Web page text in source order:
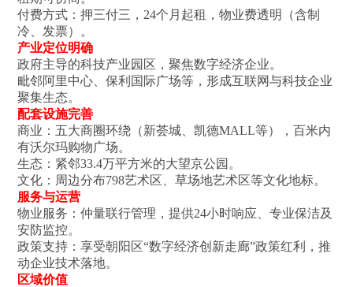
付费方式‌：押三付三，24个月起租，物业费透明（含制
冷、发票）‌。
产业定位明确‌
政府主导的科技产业园区，聚焦数字经济企业‌。
毗邻阿里中心、保利国际广场等，形成互联网与科技企业
聚集生态‌。
配套设施完善‌
商业‌：五大商圈环绕（新荟城、凯德MALL等）‌，百米内
有沃尔玛购物广场‌。
生态‌：紧邻33.4万平方米的大望京公园‌。
文化‌：周边分布798艺术区、草场地艺术区等文化地标‌。
服务与运营‌
物业服务‌：仲量联行管理，提供24小时响应、专业保洁及
安防监控‌。
政策支持‌：享受朝阳区“数字经济创新走廊”政策红利，推
动企业技术落地‌。
区域价值‌